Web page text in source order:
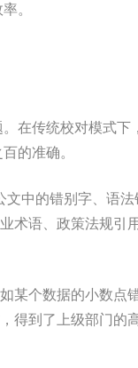
。
在传统校对模式下
的准确。
文中的错别字、语法
术语、政策法规引
某个数据的小数点
得到了上级部门的